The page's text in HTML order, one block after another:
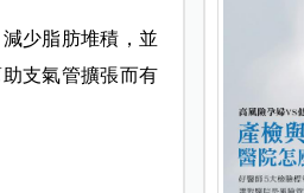
少脂肪堆積，並
支氣管擴張而有